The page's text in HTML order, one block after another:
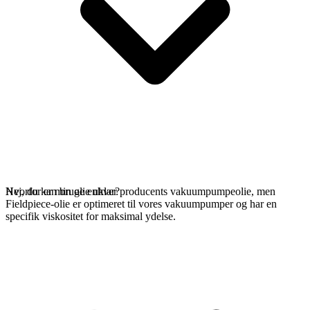
Nej, du kan bruge enhver producents vakuumpumpeolie, men
Fieldpiece-olie er optimeret til vores vakuumpumper og har en
specifik viskositet for maksimal ydelse.
Hvorfor er min olie uklar?